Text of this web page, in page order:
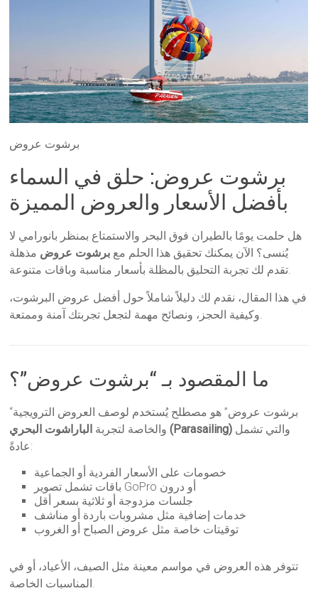
برشوت عروض
برشوت عروض: حلق في السماء
بأفضل الأسعار والعروض المميزة
هل حلمت يومًا بالطيران فوق البحر والاستمتاع بمنظر بانورامي لا
يُنسى؟ الآن يمكنك تحقيق هذا الحلم مع برشوت عروض مذهلة
تقدم لك تجربة التحليق بالمظلة بأسعار مناسبة وباقات متنوعة.
في هذا المقال، نقدم لك دليلاً شاملاً حول أفضل عروض البرشوت،
وكيفية الحجز، ونصائح مهمة لتجعل تجربتك آمنة وممتعة.
ما المقصود بـ “برشوت عروض”؟
“برشوت عروض” هو مصطلح يُستخدم لوصف العروض الترويجية
والخاصة لتجربة الباراشوت البحري (Parasailing)
عادةً:
خصومات على الأسعار الفردية أو الجماعية
باقات تشمل تصوير GoPro أو درون
جلسات مزدوجة أو ثلاثية بسعر أقل
خدمات إضافية مثل مشروبات باردة أو مناشف
توقيتات خاصة مثل عروض الصباح أو الغروب
تتوفر هذه العروض في مواسم معينة مثل الصيف، الأعياد، أو في
المناسبات الخاصة.